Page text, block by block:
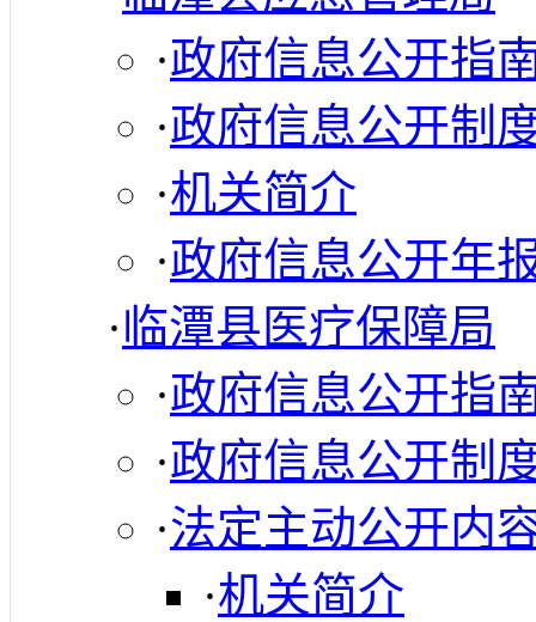
·政府信息公开指
·政府信息公开制
·机关简介
·政府信息公开年
·临潭县医疗保障局
·政府信息公开指
·政府信息公开制
·法定主动公开内
·机关简介